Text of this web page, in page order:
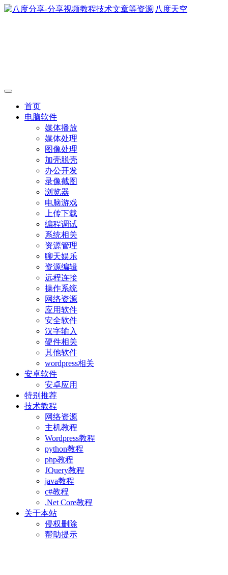
首页
电脑软件
媒体播放
媒体处理
图像处理
加壳脱壳
办公开发
录像截图
浏览器
电脑游戏
上传下载
编程调试
系统相关
资源管理
聊天娱乐
资源编辑
远程连接
操作系统
网络资源
应用软件
安全软件
汉字输入
硬件相关
其他软件
wordpress相关
安卓软件
安卓应用
特别推荐
技术教程
网络资源
主机教程
Wordpress教程
python教程
php教程
JQuery教程
java教程
c#教程
.Net Core教程
关于本站
侵权删除
帮助提示